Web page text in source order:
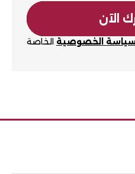
الآن
الخصوصية الخاصة